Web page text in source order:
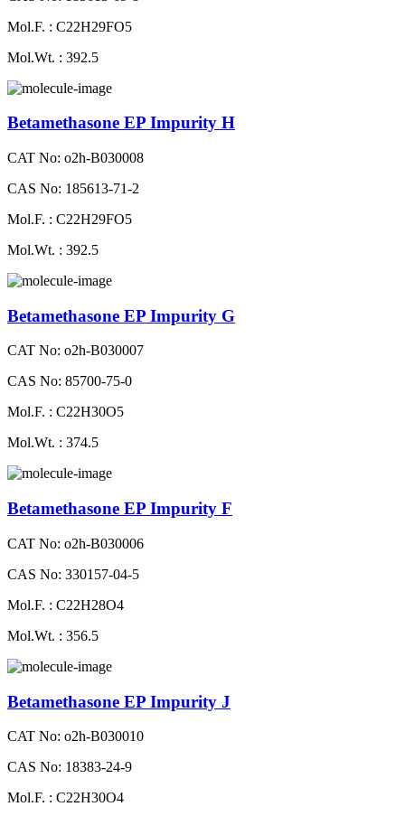
Mol.F. : C22H29FO5
Mol.Wt. : 392.5
Betamethasone EP Impurity H
CAT No: o2h-B030008
CAS No: 185613-71-2
Mol.F. : C22H29FO5
Mol.Wt. : 392.5
Betamethasone EP Impurity G
CAT No: o2h-B030007
CAS No: 85700-75-0
Mol.F. : C22H30O5
Mol.Wt. : 374.5
Betamethasone EP Impurity F
CAT No: o2h-B030006
CAS No: 330157-04-5
Mol.F. : C22H28O4
Mol.Wt. : 356.5
Betamethasone EP Impurity J
CAT No: o2h-B030010
CAS No: 18383-24-9
Mol.F. : C22H30O4